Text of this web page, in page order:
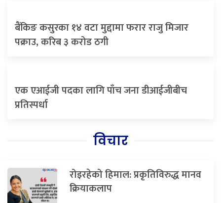
बैंकिङ कसुरका १४ वटा मुद्दामा फरार राजु मिजार
पक्राउ, करिब ३ करोड ठगी
एक एआईजी पदका लागि पाँच जना डीआईजीबीच
प्रतिस्पर्धा
विचार
रोइरहेको हिमाल: प्रकृतिविरुद्ध मानव
क्रियाकलाप